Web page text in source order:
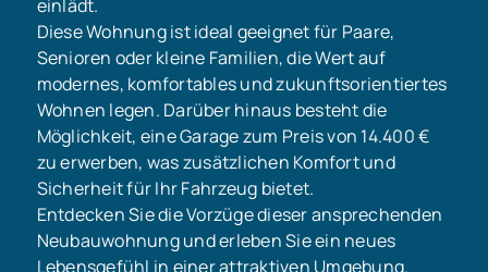
einlädt.
Diese Wohnung ist ideal geeignet für Paare,
Senioren oder kleine Familien, die Wert auf
modernes, komfortables und zukunftsorientiertes
Wohnen legen. Darüber hinaus besteht die
Möglichkeit, eine Garage zum Preis von 14.400 €
zu erwerben, was zusätzlichen Komfort und
Sicherheit für Ihr Fahrzeug bietet.
Entdecken Sie die Vorzüge dieser ansprechenden
Neubauwohnung und erleben Sie ein neues
Lebensgefühl in einer attraktiven Umgebung.